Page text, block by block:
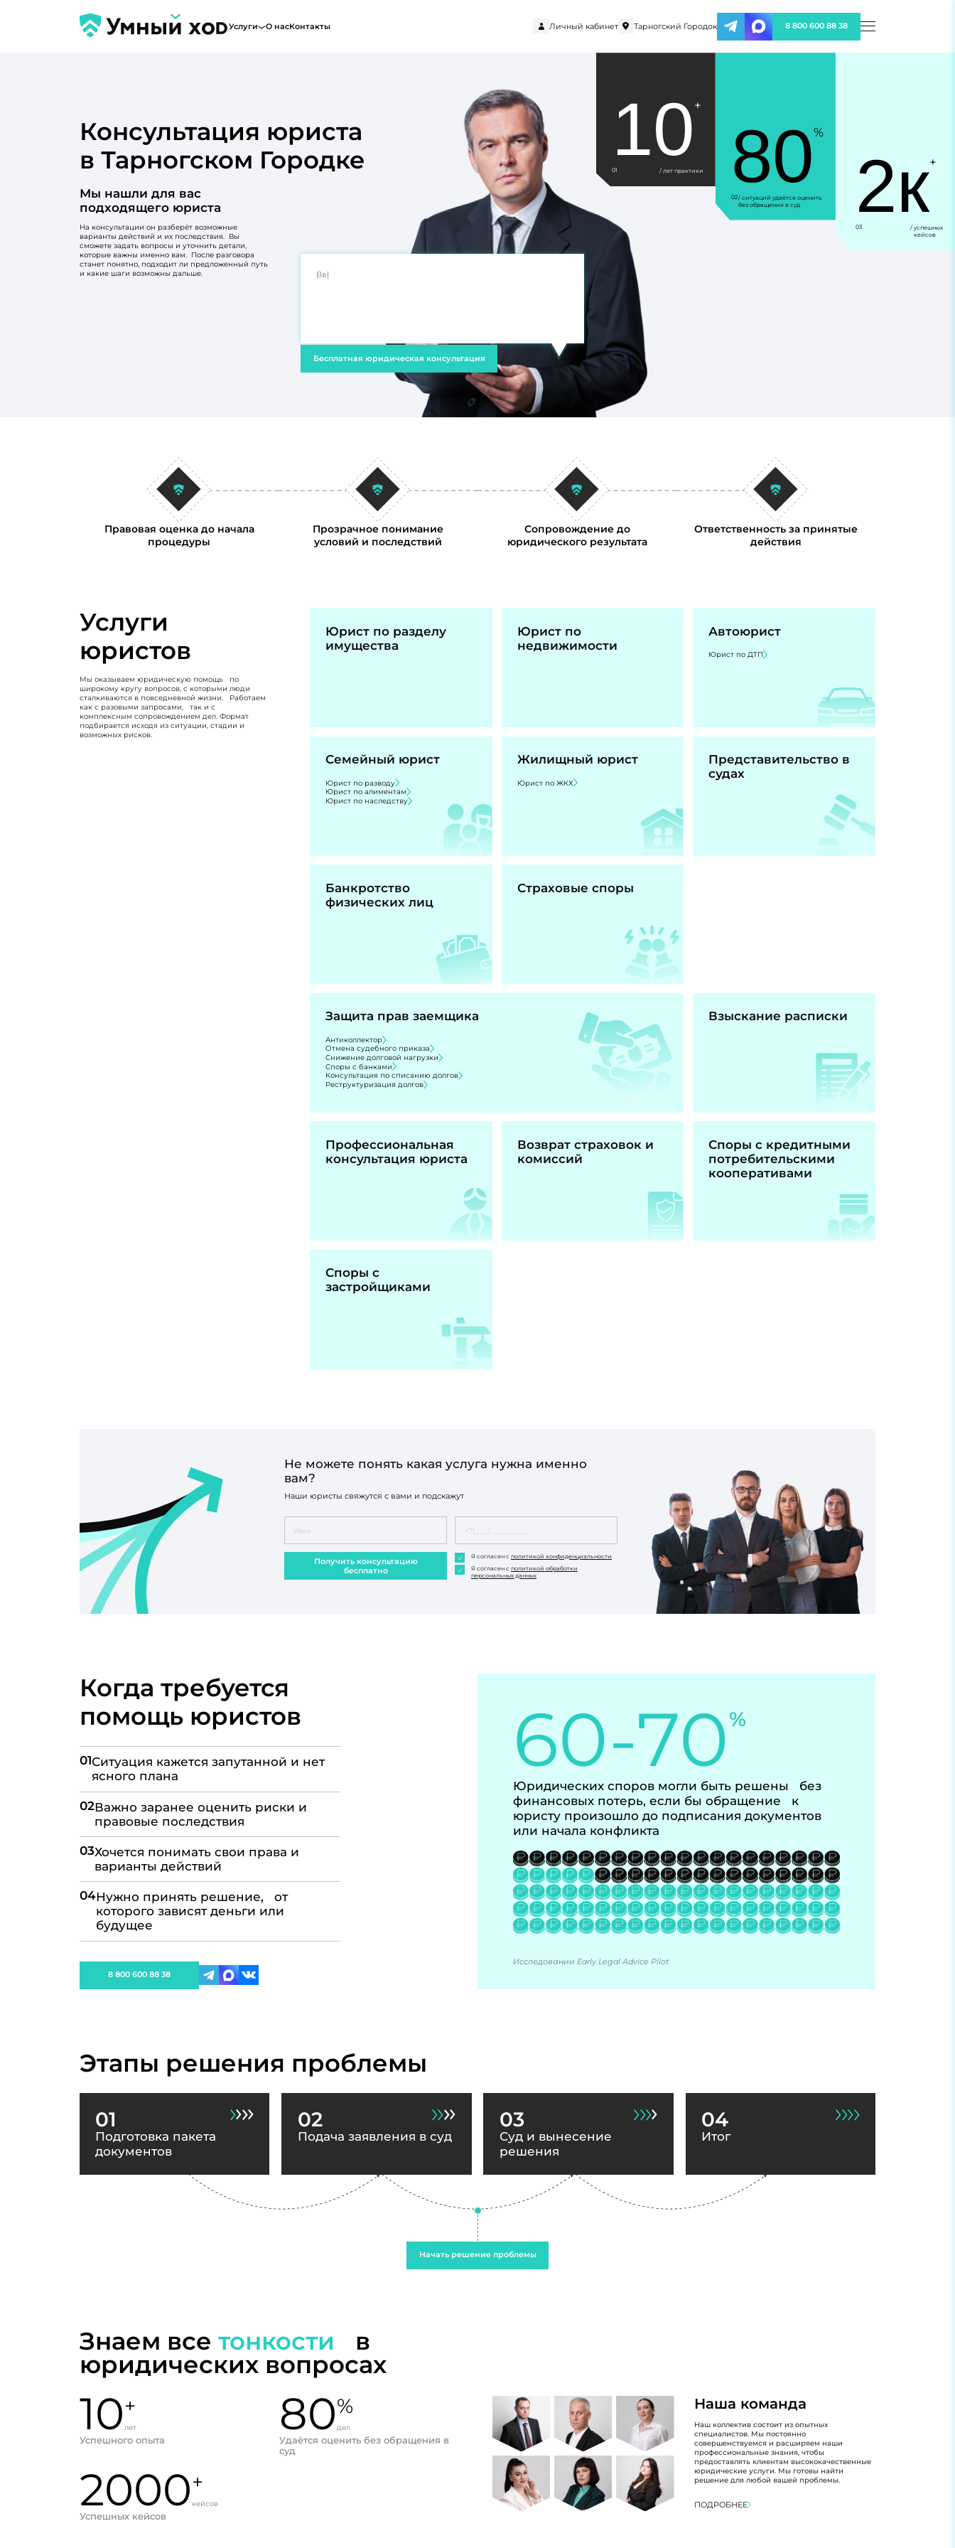
Услуги О насКонтакты Личный кабинет Тарногский Городок 8 800 600 88 38
Консультация юриста
в Тарногском Городке
Мы нашли для вас
подходящего юриста
На консультации он разберёт возможные
варианты действий и их последствия. Вы
сможете задать вопросы и уточнить детали,
которые важны именно вам. После разговора
станет понятно, подходит ли предложенный путь
и какие шаги возможны дальше.
Бесплатная юридическая консультация
10 +
01 / лет практики 80%
02/ ситуаций удаётся оценить
без обращения в суд
2к+
03
/ успешных
кейсов
Правовая оценка до начала
процедуры
Прозрачное понимание
условий и последствий
Сопровождение до
юридического результата
Ответственность за принятые
действия
Услуги
юристов
Мы оказываем юридическую помощь по
широкому кругу вопросов, с которыми люди
сталкиваются в повседневной жизни. Работаем
как с разовыми запросами, так и с
комплексным сопровождением дел. Формат
подбирается исходя из ситуации, стадии и
возможных рисков.
Юрист по разделу
имущества
Юрист по
недвижимости
Автоюрист
Юрист по ДТП
Семейный юрист
Юрист по разводу
Юрист по алиментам
Юрист по наследству
Жилищный юрист
Юрист по ЖКХ
Представительство в
судах
Банкротство
физических лиц
Страховые споры
Защита прав заемщика
Антиколлектор
Отмена судебного приказа
Снижение долговой нагрузки
Споры с банками
Консультация по списанию долгов
Реструктуризация долгов
Взыскание расписки
Профессиональная
консультация юриста
Возврат страховок и
комиссий
Споры с кредитными
потребительскими
кооперативами
Споры с
застройщиками
Не можете понять какая услуга нужна именно
вам?
Наши юристы свяжутся с вами и подскажут
Получить консультацию
бесплатно
Я согласен с политикой конфиденциальности
Я согласен с политикой обработки
персональных данных
Когда требуется
помощь юристов
01Ситуация кажется запутанной и нет
ясного плана
02Важно заранее оценить риски и
правовые последствия
03Хочется понимать свои права и
варианты действий
04Нужно принять решение, от
которого зависят деньги или
будущее
8 800 600 88 38
60-70%
Юридических споров могли быть решены без
финансовых потерь, если бы обращение к
юристу произошло до подписания документов
или начала конфликта
Исследовании Early Legal Advice Pilot
Этапы решения проблемы
01
Подготовка пакета
документов
02
Подача заявления в суд
03
Суд и вынесение
решения
04
Итог
Начать решение проблемы
Знаем все тонкости в
юридических вопросах
10+
лет
Успешного опыта
80%
дел
Удаётся оценить без обращения в
суд
2000+
кейсов
Успешных кейсов
Наша команда
Наш коллектив состоит из опытных
специалистов. Мы постоянно
совершенствуемся и расширяем наши
профессиональные знания, чтобы
предоставлять клиентам высококачественные
юридические услуги. Мы готовы найти
решение для любой вашей проблемы.
ПОДРОБНЕЕ